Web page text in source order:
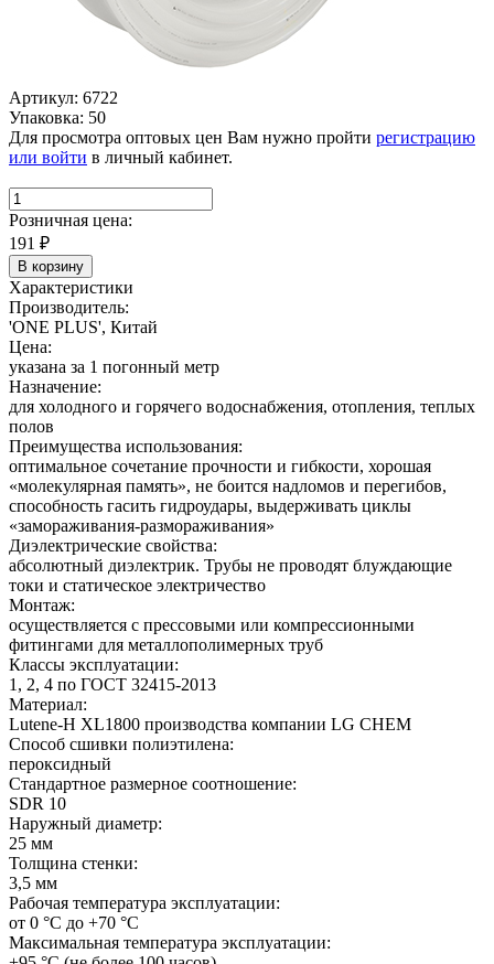
Артикул: 6722
Упаковка: 50
Для просмотра оптовых цен Вам нужно пройти регистрацию
или войти в личный кабинет.
Розничная цена:
191 ₽
В корзину
Характеристики
Производитель:
'ONE PLUS', Китай
Цена:
указана за 1 погонный метр
Назначение:
для холодного и горячего водоснабжения, отопления, теплых
полов
Преимущества использования:
оптимальное сочетание прочности и гибкости, хорошая
«молекулярная память», не боится надломов и перегибов,
способность гасить гидроудары, выдерживать циклы
«замораживания-размораживания»
Диэлектрические свойства:
абсолютный диэлектрик. Трубы не проводят блуждающие
токи и статическое электричество
Монтаж:
осуществляется с прессовыми или компрессионными
фитингами для металлополимерных труб
Классы эксплуатации:
1, 2, 4 по ГОСТ 32415-2013
Материал:
Lutene-H XL1800 производства компании LG CHEM
Способ сшивки полиэтилена:
пероксидный
Стандартное размерное соотношение:
SDR 10
Наружный диаметр:
25 мм
Толщина стенки:
3,5 мм
Рабочая температура эксплуатации:
от 0 °C до +70 °C
Максимальная температура эксплуатации: